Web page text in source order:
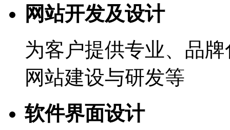
网站开发及设计
为客户提供专业、品
网站建设与研发等
软件界面设计